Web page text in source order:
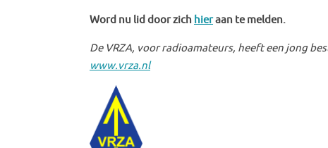
Word nu lid door zich hieraan te melden.
De VRZA, voor radioamateurs, heeft een jong
www.vrza.nl